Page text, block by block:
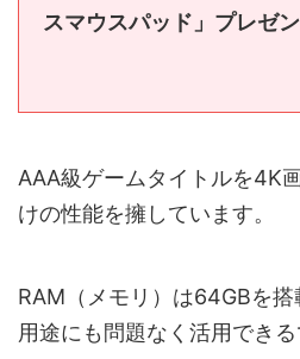
スマウスパッド」プレゼン
AAA級ゲームタイトルを4K
けの性能を擁しています。
RAM（メモリ）は64GBを
用途にも問題なく活用できる